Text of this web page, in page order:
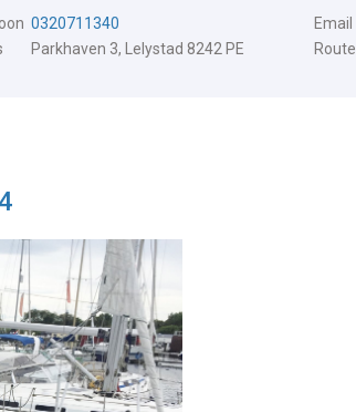
0320711340 Email
Parkhaven 3, Lelystad 8242 PE Route